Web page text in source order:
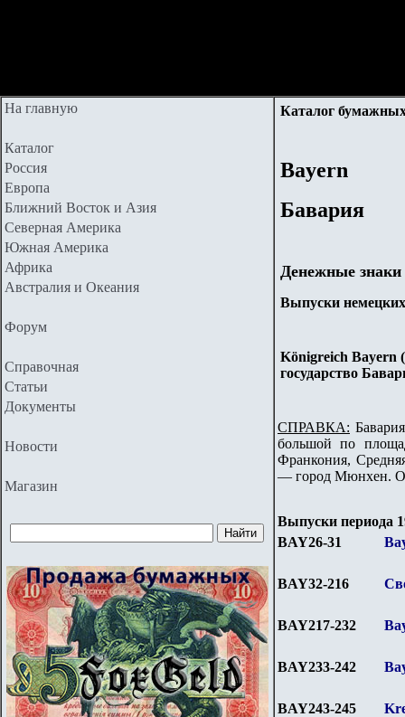
На главную
Каталог
Россия
Европа
Ближний Восток и Азия
Северная Америка
Южная Америка
Африка
Австралия и Океания
Форум
Справочная
Статьи
Документы
Новости
Магазин
Каталог
Bayern
Бавария
Денежные знаки
Выпуски немецких
Königreich Bayern
государство
СПРАВКА:
большой по
Франкония,
— город Мюнхен.
Выпуски периода
BAY26-31
BAY32-216
BAY217-232
BAY233-242
BAY243-245